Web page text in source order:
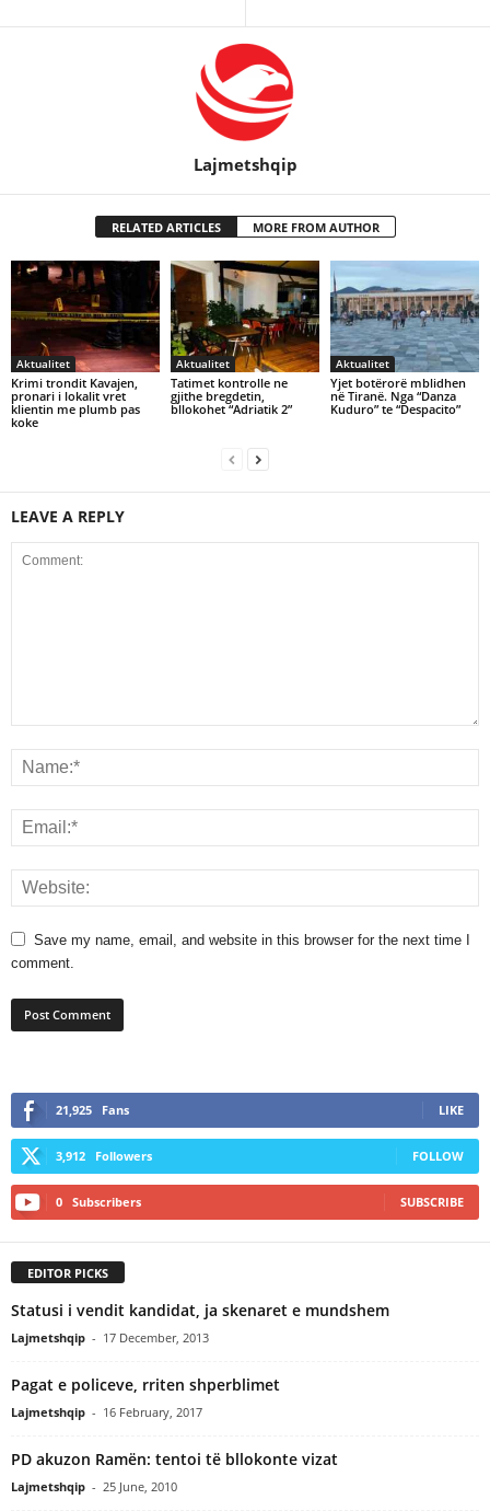
Lajmetshqip
RELATED ARTICLES MORE FROM AUTHOR
Aktualitet
Krimi trondit Kavajen,
pronari i lokalit vret
klientin me plumb pas
koke
Aktualitet
Tatimet kontrolle ne
gjithe bregdetin,
bllokohet “Adriatik 2”
Aktualitet
Yjet botërorë mblidhen
në Tiranë. Nga “Danza
Kuduro” te “Despacito”
LEAVE A REPLY
Save my name, email, and website in this browser for the next time I
comment.
21,925 Fans LIKE
3,912 Followers FOLLOW
0 Subscribers SUBSCRIBE
EDITOR PICKS
Statusi i vendit kandidat, ja skenaret e mundshem
Lajmetshqip - 17 December, 2013
Pagat e policeve, rriten shperblimet
Lajmetshqip - 16 February, 2017
PD akuzon Ramën: tentoi të bllokonte vizat
Lajmetshqip - 25 June, 2010